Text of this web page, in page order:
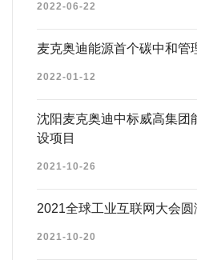
2022-06-22
麦克奥迪能源首个碳中和管
2022-01-12
沈阳麦克奥迪中标威高集团
设项目
2021-10-26
2021全球工业互联网大会圆
2021-10-20